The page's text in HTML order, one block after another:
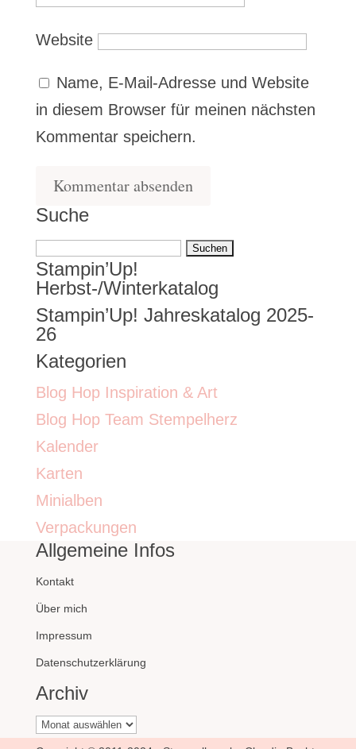
Website
Name, E-Mail-Adresse und Website
in diesem Browser für meinen nächsten
Kommentar speichern.
Suche
Suchen
nach:
Stampin’Up!
Herbst-/Winterkatalog
Stampin’Up! Jahreskatalog 2025-
26
Kategorien
Blog Hop Inspiration & Art
Blog Hop Team Stempelherz
Kalender
Karten
Minialben
Verpackungen
Allgemeine Infos
Kontakt
Über mich
Impressum
Datenschutzerklärung
Archiv
Archiv